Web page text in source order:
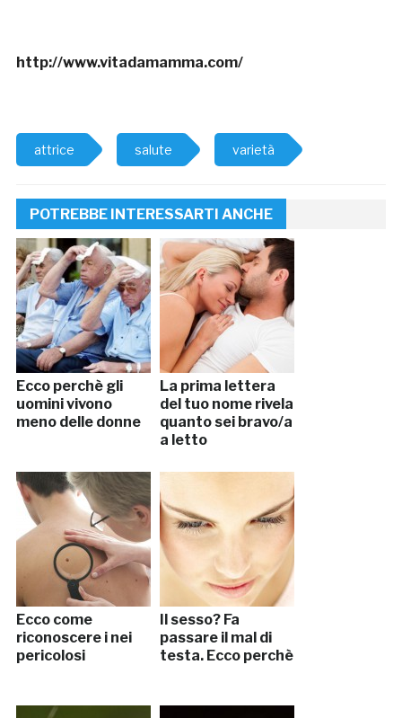
http://www.vitadamamma.com/
attrice salute varietà
POTREBBE INTERESSARTI ANCHE
Ecco perchè gli
uomini vivono
meno delle donne
La prima lettera
del tuo nome rivela
quanto sei bravo/a
a letto
Ecco come
riconoscere i nei
pericolosi
Il sesso? Fa
passare il mal di
testa. Ecco perchè